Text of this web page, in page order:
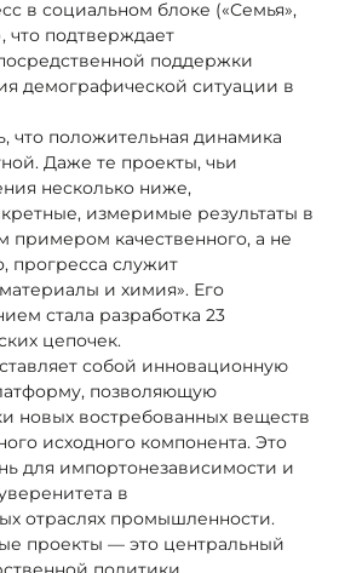
в социальном блоке («Семья»,
что подтверждает
поддержки
демографической ситуации в
что положительная динамика
Даже те проекты, чьи
несколько ниже,
измеримые результаты в
примером качественного, а не
прогресса служит
и химия». Его
стала разработка 23
цепочек.
собой инновационную
позволяющую
новых востребованных веществ
исходного компонента. Это
для импортонезависимости и
в
отраслях промышленности.
проекты — это центральный